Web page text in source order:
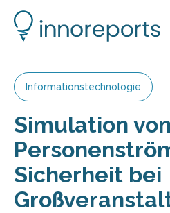
Informationstechnologie
Simulation von
Sicherheit bei